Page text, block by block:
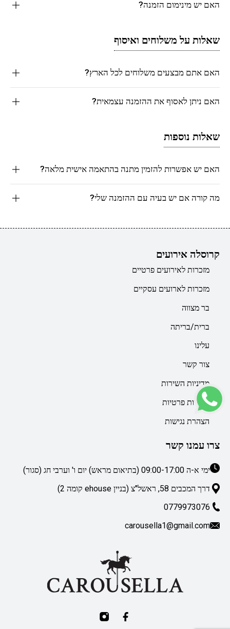
האם יש מינימום הזמנה?
שאלות על משלוחים ואיסוף
האם אתם מבצעים משלוחים לכל הארץ?
האם ניתן לאסוף את ההזמנה עצמאית?
שאלות נוספות
האם יש אפשרות להזמין מתנה בהתאמה אישית מלאה?
מה קורה אם יש בעיה עם ההזמנה שלי?
קרוסלה אירועים
מזכרות לאירועים פרטיים
מזכרות לארועים עסקיים
בר מצווה
ברית/בריתה
עלינו
צור קשר
מדיניות השירות
מדיניות פרטיות
הצהרת נגישות
צרו עמנו קשר
ימי א-ה 09:00-17:00 (בתיאום מראש) יום ו' וערבי חג (סגור)
דרך המכבים 58, ראשל"צ (בניין ehouse קומה 2)
0779973076
carousella1@gmail.com